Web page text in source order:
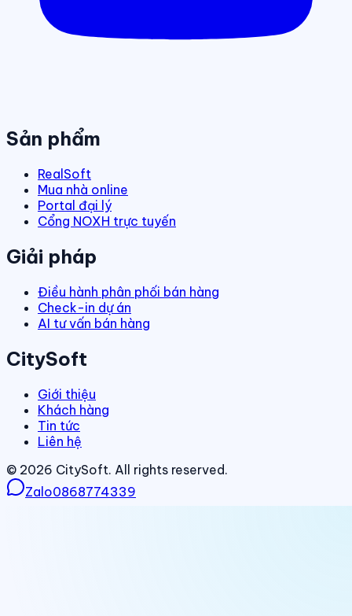
Sản phẩm
RealSoft
Mua nhà online
Portal đại lý
Cổng NOXH trực tuyến
Giải pháp
Điều hành phân phối bán hàng
Check-in dự án
AI tư vấn bán hàng
CitySoft
Giới thiệu
Khách hàng
Tin tức
Liên hệ
© 2026 CitySoft. All rights reserved.
Zalo0868774339